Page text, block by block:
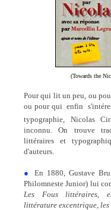
(Towards the
Pour qui lit un peu, ou
ou pour qui  enfin 
typographie, Nicolas
inconnu. On trouve
littéraires et
d'auteurs.
●
En 1880, Gustave
Philomneste Junior) lui
Les Fous littéraires,
littérature excentrique,